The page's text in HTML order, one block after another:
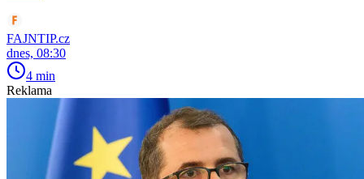
FAJNTIP.cz
dnes, 08:30
4 min
Reklama